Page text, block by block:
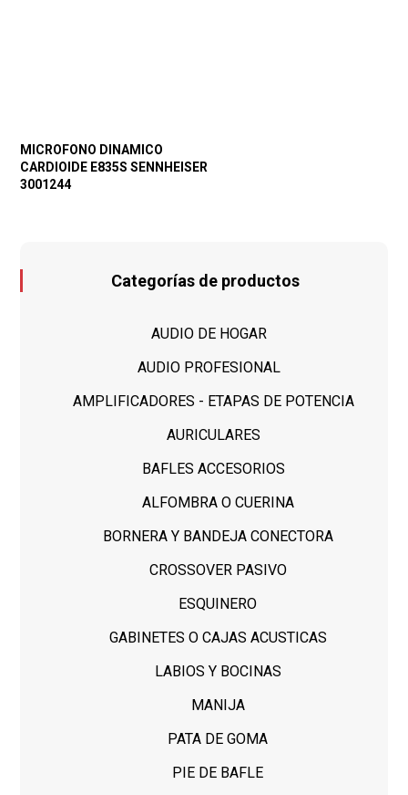
MICROFONO DINAMICO
CARDIOIDE E835S SENNHEISER
3001244
Categorías de productos
AUDIO DE HOGAR
AUDIO PROFESIONAL
AMPLIFICADORES - ETAPAS DE POTENCIA
AURICULARES
BAFLES ACCESORIOS
ALFOMBRA O CUERINA
BORNERA Y BANDEJA CONECTORA
CROSSOVER PASIVO
ESQUINERO
GABINETES O CAJAS ACUSTICAS
LABIOS Y BOCINAS
MANIJA
PATA DE GOMA
PIE DE BAFLE